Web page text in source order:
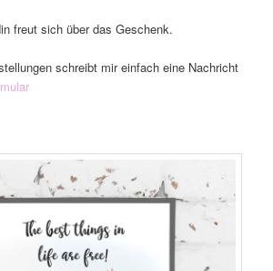
freut sich über das Geschenk.
schreibt mir einfach eine Nachricht